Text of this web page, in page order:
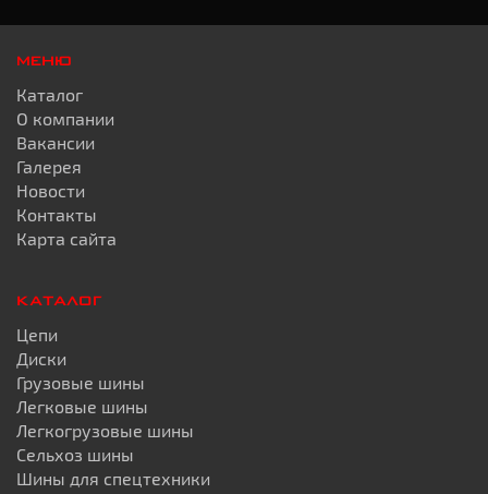
МЕНЮ
Каталог
О компании
Вакансии
Галерея
Новости
Контакты
Карта сайта
КАТАЛОГ
Цепи
Диски
Грузовые шины
Легковые шины
Легкогрузовые шины
Сельхоз шины
Шины для спецтехники